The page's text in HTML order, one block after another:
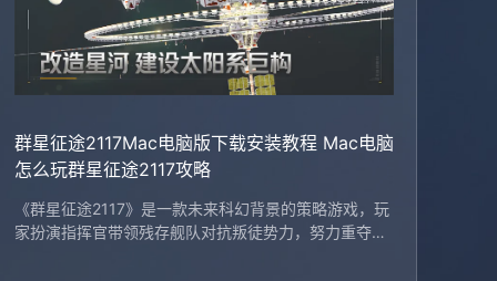
群星征途2117Mac电脑版下载安装教程 Mac电脑
怎么玩群星征途2117攻略
《群星征途2117》是一款未来科幻背景的策略游戏，玩
家扮演指挥官带领残存舰队对抗叛徒势力，努力重夺家